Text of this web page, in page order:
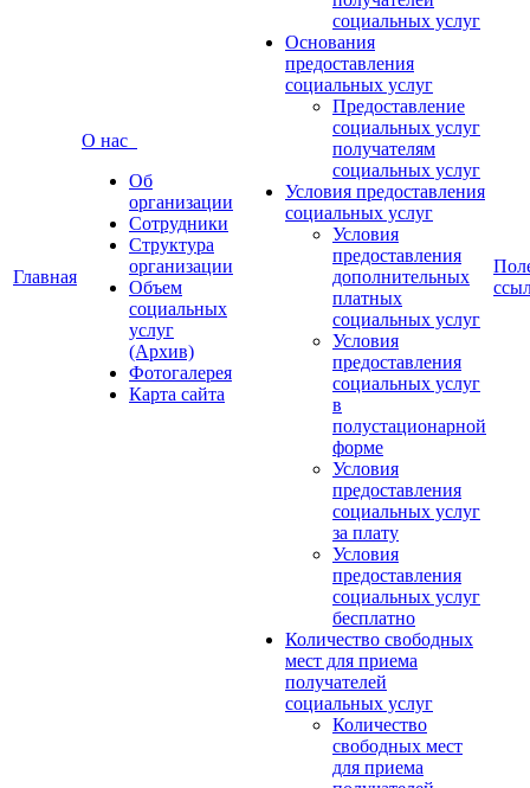
Главная
О нас
Об
организации
Сотрудники
Структура
организации
Объем
социальных
услуг
(Архив)
Фотогалерея
Карта сайта
социальных услуг
Основания
предоставления
социальных услуг
Предоставление
социальных услуг
получателям
социальных услуг
Условия предоставления
социальных услуг
Условия
предоставления
дополнительных
платных
социальных услуг
Условия
предоставления
социальных услуг
в
полустационарной
форме
Условия
предоставления
социальных услуг
за плату
Условия
предоставления
социальных услуг
бесплатно
Количество свободных
мест для приема
получателей
социальных услуг
Количество
свободных мест
для приема